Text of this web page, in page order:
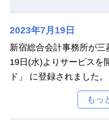
2023年7月19日
新宿総合会計事務所が三
19日(水)よりサービスを
ド」 に登録されました。